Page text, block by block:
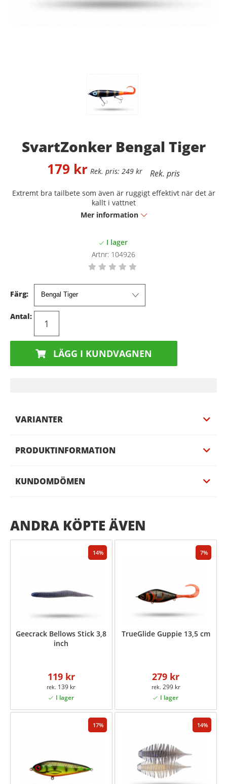
SvartZonker Bengal Tiger
249 kr
179 kr
Extremt bra tailbete som även är ruggigt effektivt när det är
kallt i vattnet
Mer information
Artnr: 104926
Färg:
Antal:
LÄGG I KUNDVAGNEN
VARIANTER
PRODUKTINFORMATION
KUNDOMDÖMEN
ANDRA KÖPTE ÄVEN
14
Geecrack Bellows Stick 3,8
inch
119 kr
139 kr
7
TrueGlide Guppie 13,5 cm
279 kr
299 kr
17 14